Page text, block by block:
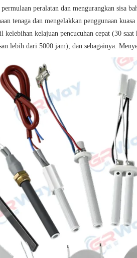
peralatan dan mengurangkan sisa
tenaga dan mengelakkan penggunaan kuasa
kelajuan pencucuhan cepat (30
lebih dari 5000 jam), dan sebagainya.